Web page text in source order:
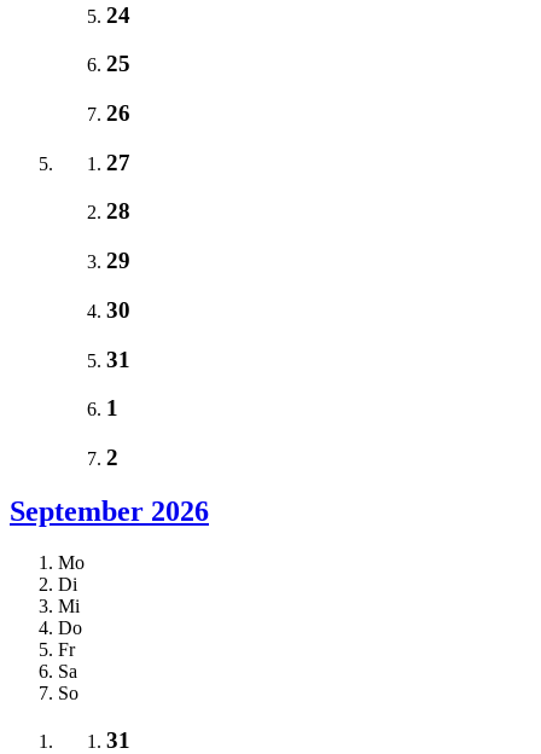
24
25
26
27
28
29
30
31
1
2
September 2026
Mo
Di
Mi
Do
Fr
Sa
So
31